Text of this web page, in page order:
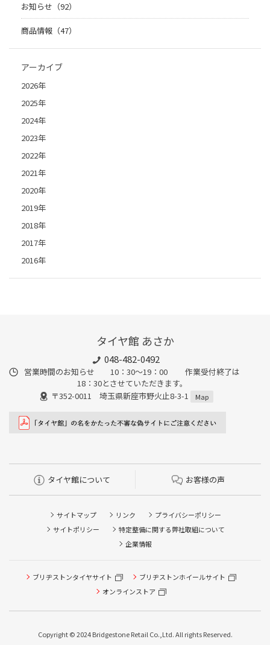
お知らせ（92）
商品情報（47）
アーカイブ
2026年
2025年
2024年
2023年
2022年
2021年
2020年
2019年
2018年
2017年
2016年
タイヤ館 あさか
048-482-0492
営業時間のお知らせ 10：30～19：00 作業受付終了は
18：30とさせていただきます。
〒352-0011 埼玉県新座市野火止8-3-1
Map
タイヤ館について お客様の声
サイトマップ リンク
プライバシーポリシー
サイトポリシー
特定整備に関する弊社取組について
企業情報
ブリヂストンタイヤサイト
ブリヂストンホイールサイト
オンラインストア
Copyright © 2024 Bridgestone Retail Co.,Ltd. All rights Reserved.
タイヤ点検・安全点検/タイヤ履き替え/オイル交換/その他
ピット作業の予約
本日のタイヤ履き替え順番待ち予約 ※クローク契約会員の